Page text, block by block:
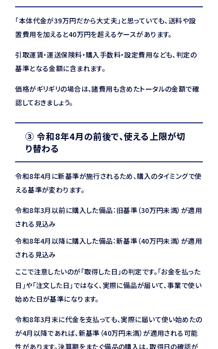
「本体代金が39万円だから大丈夫」と思っていても、送料や設
置費用を加えると40万円を超えるケースがあります。
引取運賃・運送保険料・購入手数料・設定費用なども、判定の
基準となる金額に含まれます。
価格がギリギリの場合は、諸費用も含めたトータルの金額で確
認しておきましょう。
③ 令和8年4月の前後で、使える上限が切
り替わる
令和8年4月に新基準が施行されるため、購入のタイミングで使
える基準が変わります。
令和8年3月以前に購入した備品：旧基準（30万円未満）が適用
される見込み
令和8年4月以降に購入した備品：新基準（40万円未満）が適用
される見込み
ここで注意したいのが「取得した日」の判定です。「お金を払った
日」や「注文した日」ではなく、実際に備品が届いて、事業で使い
始めた日が基準になります。
令和8年3月末に代金を支払っても、実際に届いて使い始めたの
が4月以降であれば、新基準（40万円未満）が適用される可能
性があります。決算期をまたぐ備品の購入は、取得日の確認が